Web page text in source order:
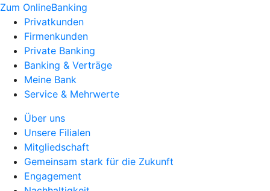
Zum OnlineBanking
Privatkunden
Firmenkunden
Private Banking
Banking & Verträge
Meine Bank
Service & Mehrwerte
Über uns
Unsere Filialen
Mitgliedschaft
Gemeinsam stark für die Zukunft
Engagement